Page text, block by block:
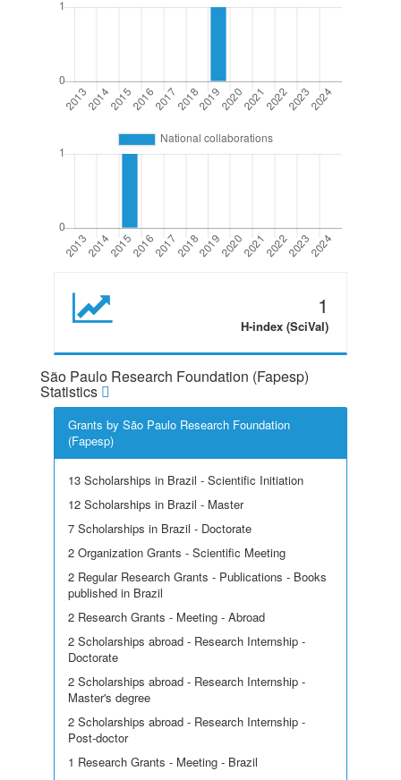
1
H-index (SciVal)
São Paulo Research Foundation (Fapesp)
Statistics
Grants by São Paulo Research Foundation
(Fapesp)
13 Scholarships in Brazil - Scientific Initiation
12 Scholarships in Brazil - Master
7 Scholarships in Brazil - Doctorate
2 Organization Grants - Scientific Meeting
2 Regular Research Grants - Publications - Books
published in Brazil
2 Research Grants - Meeting - Abroad
2 Scholarships abroad - Research Internship -
Doctorate
2 Scholarships abroad - Research Internship -
Master's degree
2 Scholarships abroad - Research Internship -
Post-doctor
1 Research Grants - Meeting - Brazil